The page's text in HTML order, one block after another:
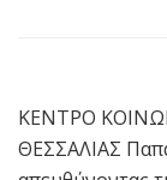
ΚΕΝΤΡΟ
ΘΕΣΣΑΛΙΑΣ